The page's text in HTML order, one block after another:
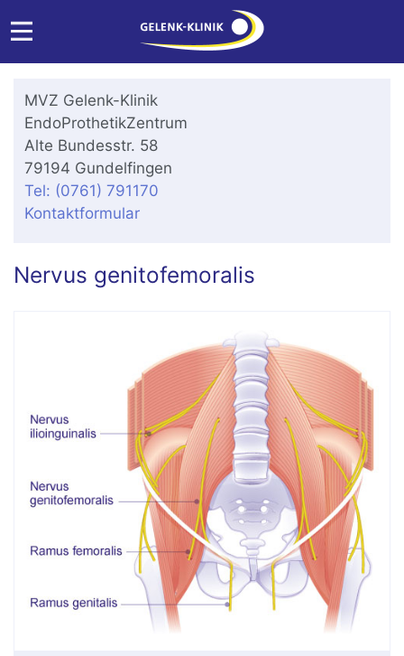
MVZ Gelenk-Klinik
EndoProthetikZentrum
Alte Bundesstr. 58
79194 Gundelfingen
Tel: (0761) 791170
Kontaktformular
Nervus genitofemoralis